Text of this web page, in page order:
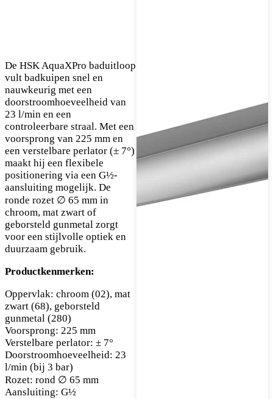
De HSK AquaXPro baduitloop
vult badkuipen snel en
nauwkeurig met een
doorstroomhoeveelheid van
23 l/min en een
controleerbare straal. Met een
voorsprong van 225 mm en
een verstelbare perlator (± 7°)
maakt hij een flexibele
positionering via een G½-
aansluiting mogelijk. De
ronde rozet ∅ 65 mm in
chroom, mat zwart of
geborsteld gunmetal zorgt
voor een stijlvolle optiek en
duurzaam gebruik.
Productkenmerken:
Oppervlak: chroom (02), mat
zwart (68), geborsteld
gunmetal (280)
Voorsprong: 225 mm
Verstelbare perlator: ± 7°
Doorstroomhoeveelheid: 23
l/min (bij 3 bar)
Rozet: rond ∅ 65 mm
Aansluiting: G½